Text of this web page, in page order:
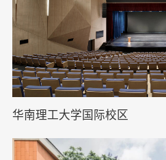
华南理工大学国际校区